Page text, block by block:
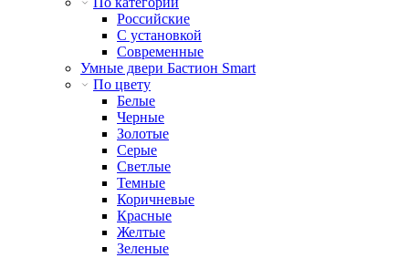
Российские
С установкой
Современные
Умные двери Бастион Smart
По цвету
Белые
Черные
Золотые
Серые
Светлые
Темные
Коричневые
Красные
Желтые
Зеленые